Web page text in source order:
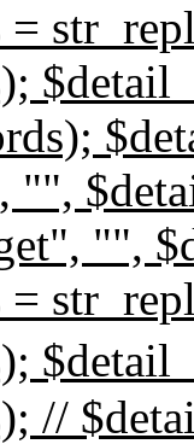
"",
"",
//